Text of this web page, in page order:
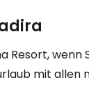
Resort, wenn
mit allen